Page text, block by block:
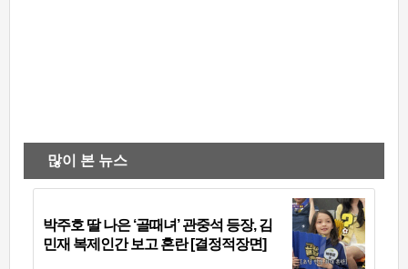
많이 본 뉴스
박주호 딸 나은 ‘골때녀’ 관중석 등장, 김
민재 복제인간 보고 혼란 [결정적장면]